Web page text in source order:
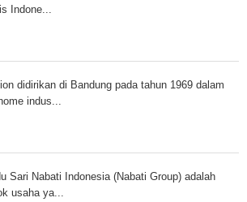
Indone...
didirikan di Bandung pada tahun 1969 dalam
indus...
Sari Nabati Indonesia (Nabati Group) adalah
usaha ya...